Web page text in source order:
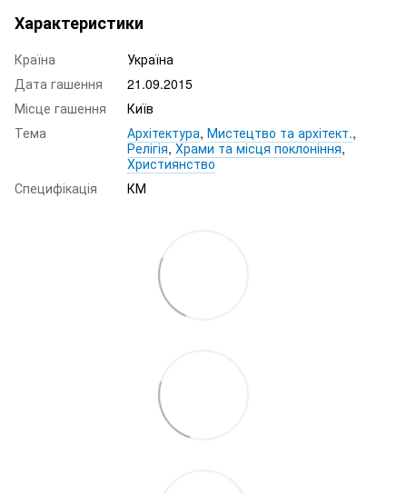
Характеристики
Країна
Україна
Дата гашення
21.09.2015
Місце гашення
Київ
Тема
Архітектура, Мистецтво та архітект.,
Релігія,Храми та місця поклоніння,
Християнство
Специфікація
КМ